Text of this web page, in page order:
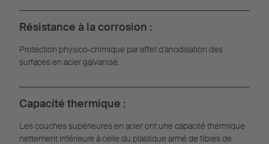
Résistance à la corrosion :
Protection physico-chimique par effet d’anodisation des
surfaces en acier galvanisé.
Capacité thermique :
Les couches supérieures en acier ont une capacité thermique
nettement inférieure à celle du plastique armé de fibres de